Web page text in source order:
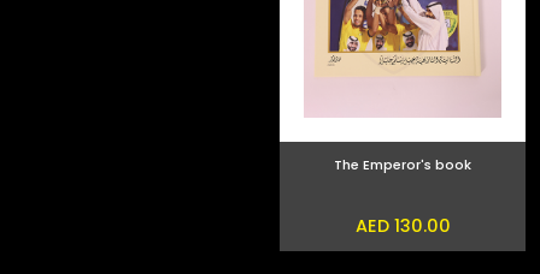
The Emperor's book
AED 130.00